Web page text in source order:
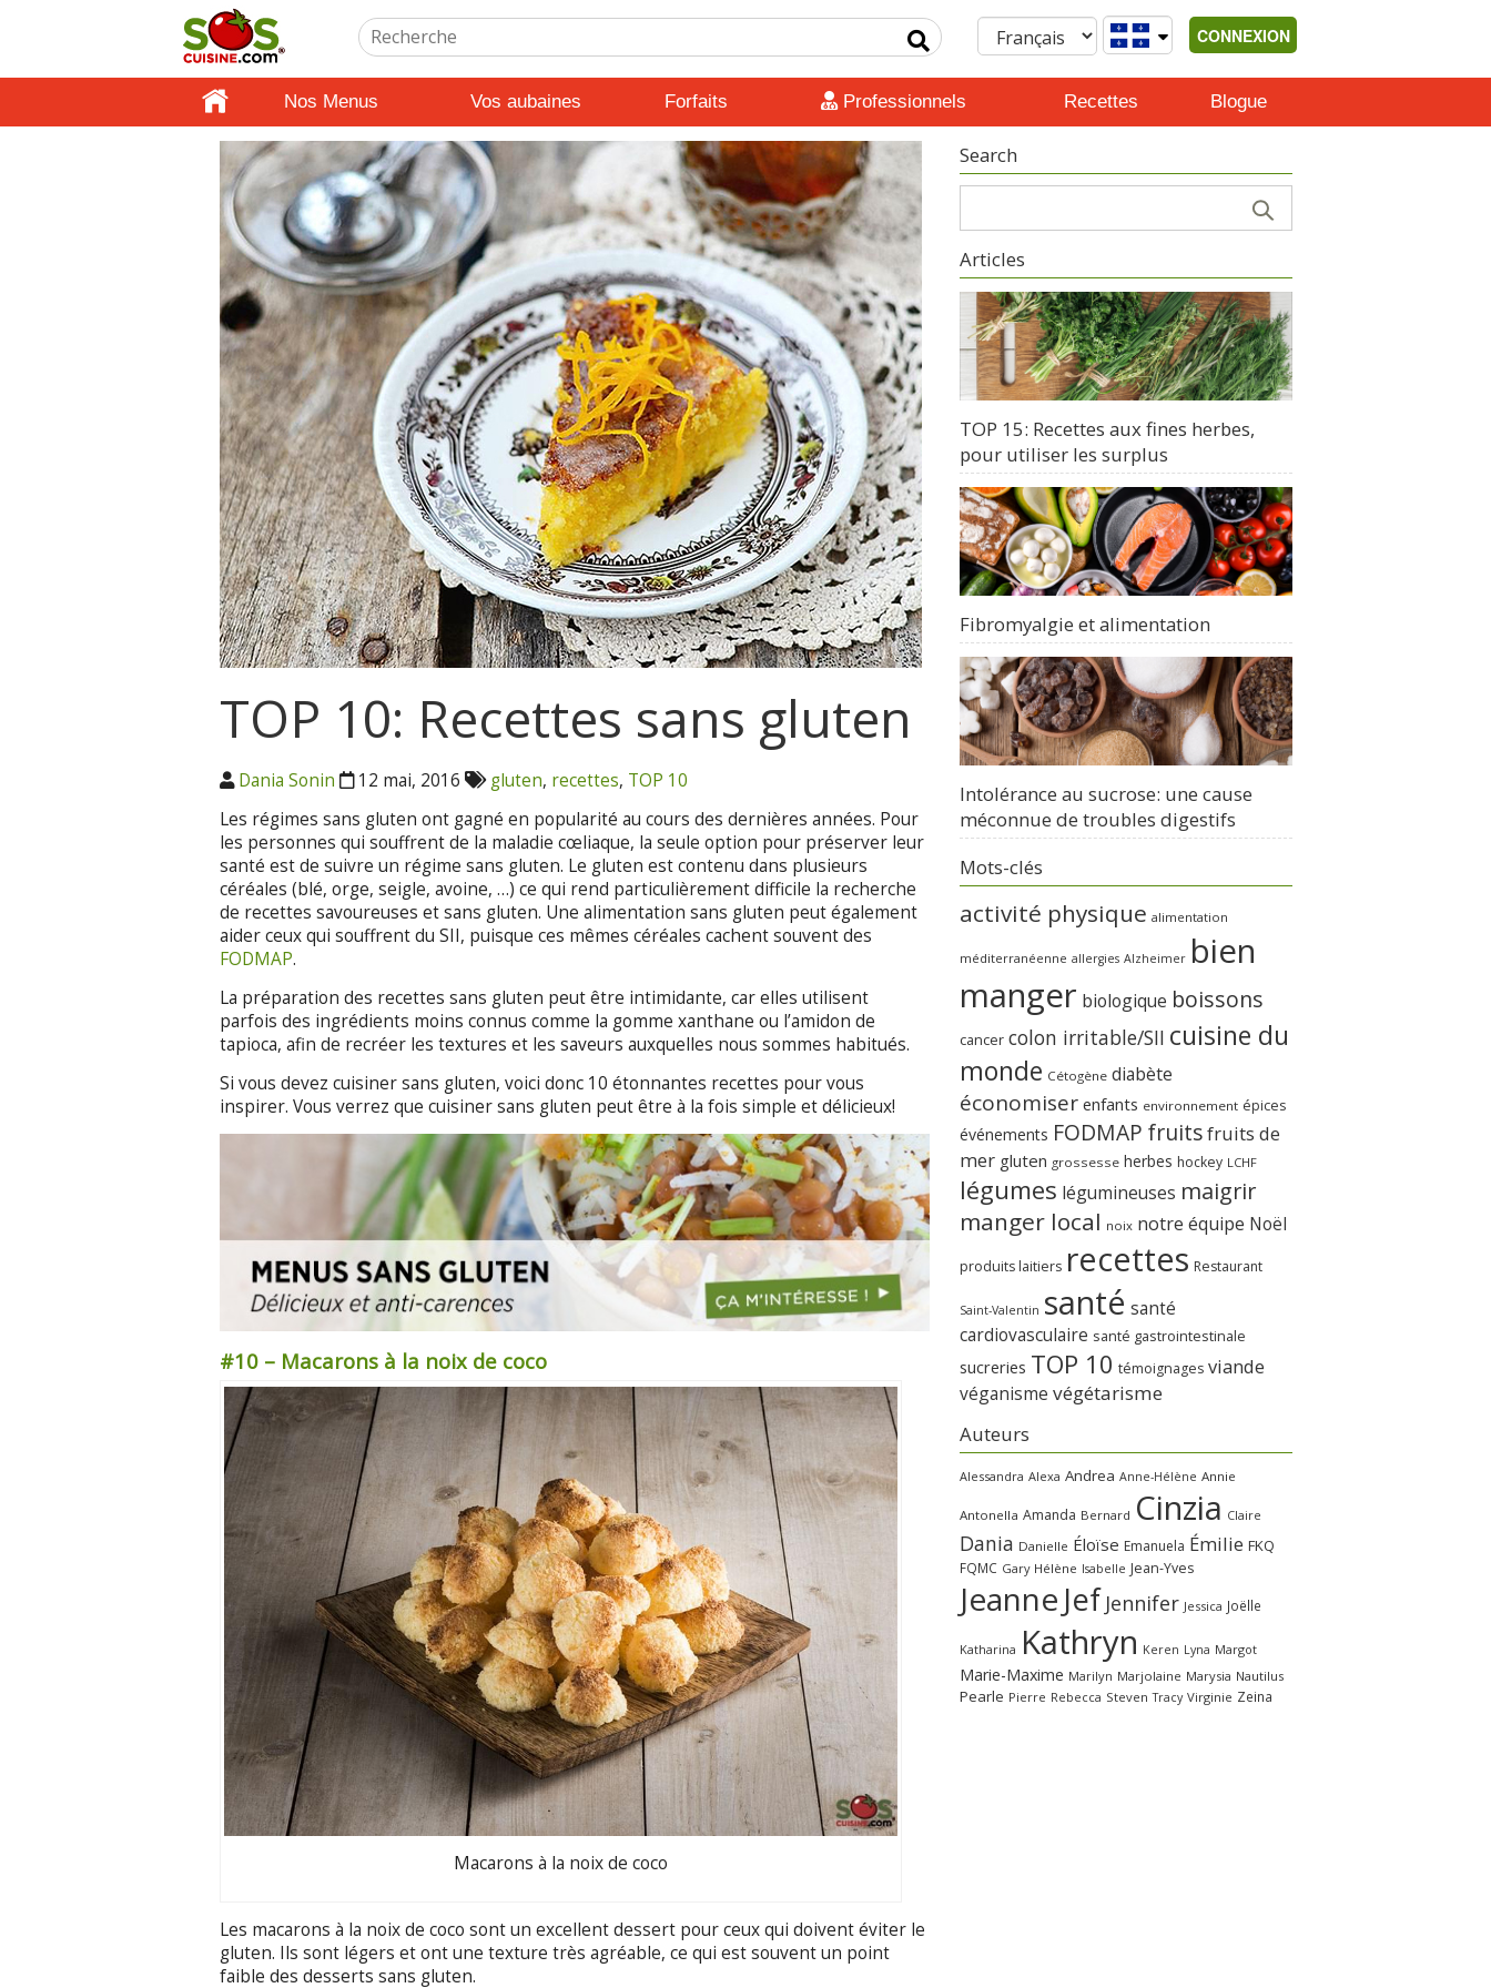
CONNEXION
Nos Menus Vos aubaines Forfaits Professionnels Recettes Blogue
TOP 10: Recettes sans gluten
Dania Sonin 12 mai, 2016 gluten, recettes, TOP 10
Les régimes sans gluten ont gagné en popularité au cours des dernières années. Pour
les personnes qui souffrent de la maladie cœliaque, la seule option pour préserver leur
santé est de suivre un régime sans gluten. Le gluten est contenu dans plusieurs
céréales (blé, orge, seigle, avoine, …) ce qui rend particulièrement difficile la recherche
de recettes savoureuses et sans gluten. Une alimentation sans gluten peut également
aider ceux qui souffrent du SII, puisque ces mêmes céréales cachent souvent des
FODMAP.
La préparation des recettes sans gluten peut être intimidante, car elles utilisent
parfois des ingrédients moins connus comme la gomme xanthane ou l’amidon de
tapioca, afin de recréer les textures et les saveurs auxquelles nous sommes habitués.
Si vous devez cuisiner sans gluten, voici donc 10 étonnantes recettes pour vous
inspirer. Vous verrez que cuisiner sans gluten peut être à la fois simple et délicieux!
#10 – Macarons à la noix de coco
Macarons à la noix de coco
Les macarons à la noix de coco sont un excellent dessert pour ceux qui doivent éviter le
gluten. Ils sont légers et ont une texture très agréable, ce qui est souvent un point
faible des desserts sans gluten.
Search
Articles
TOP 15: Recettes aux fines herbes,
pour utiliser les surplus
Fibromyalgie et alimentation
Intolérance au sucrose: une cause
méconnue de troubles digestifs
Mots-clés
activité physique alimentation
méditerranéenne allergies Alzheimer bien
manger biologique boissons
cancer colon irritable/SII cuisine du
monde Cétogène diabète
économiser enfants environnement épices
événements FODMAP fruitsfruits de
mer gluten grossesse herbes hockey LCHF
légumes légumineuses maigrir
manger local noix notre équipe Noël
produits laitiers recettes Restaurant
Saint-Valentin santé santé
cardiovasculaire santé gastrointestinale
sucreries TOP 10 témoignages viande
véganisme végétarisme
Auteurs
Alessandra Alexa Andrea Anne-Hélène Annie
Antonella Amanda Bernard Cinzia Claire
Dania Danielle Éloïse Emanuela Émilie FKQ
FQMC Gary Hélène Isabelle Jean-Yves
Jeanne Jef Jennifer Jessica Joëlle
Katharina Kathryn Keren Lyna Margot
Marie-Maxime Marilyn Marjolaine Marysia Nautilus
Pearle Pierre Rebecca Steven Tracy Virginie Zeina